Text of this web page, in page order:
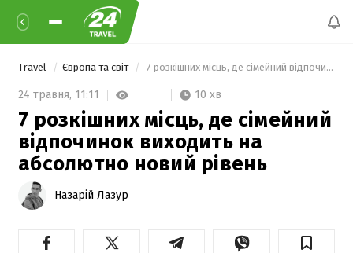
Travel Європа та світ 7 розкішних місць, де сімейний відпочинок виходить на абсолютно новий рівень
24 травня, 11:11 10 хв
7 розкішних місць, де сімейний
відпочинок виходить на
абсолютно новий рівень
Назарій Лазур